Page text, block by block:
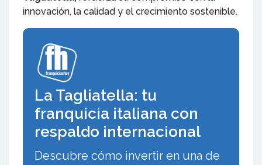
innovación, la calidad y el crecimiento sostenible.
La Tagliatella: tu
franquicia italiana con
respaldo internacional
Descubre cómo invertir en una de